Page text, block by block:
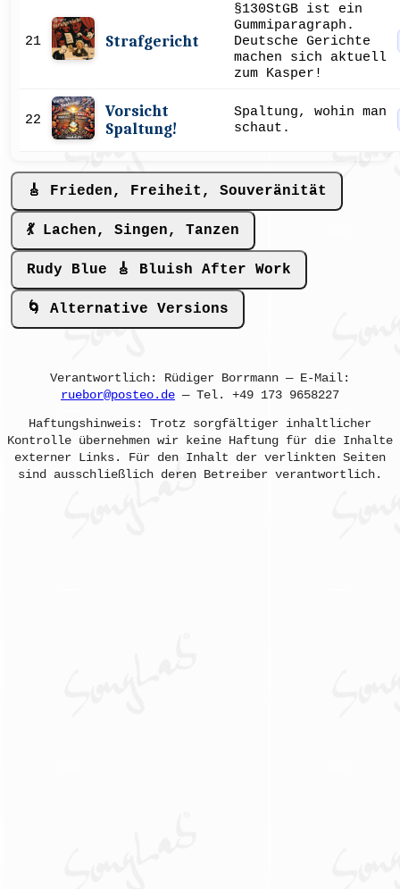
21 Strafgericht
§130StGB ist ein
Gummiparagraph.
Deutsche Gerichte
machen sich aktuell
zum Kasper!
22
Vorsicht
Spaltung!
Spaltung, wohin man
schaut.
🎸 Frieden, Freiheit, Souveränität
💃 Lachen, Singen, Tanzen
Rudy Blue 🎸 Bluish After Work
🌀 Alternative Versions
Verantwortlich: Rüdiger Borrmann — E-Mail:
ruebor@posteo.de — Tel. +49 173 9658227
Haftungshinweis: Trotz sorgfältiger inhaltlicher
Kontrolle übernehmen wir keine Haftung für die Inhalte
externer Links. Für den Inhalt der verlinkten Seiten
sind ausschließlich deren Betreiber verantwortlich.